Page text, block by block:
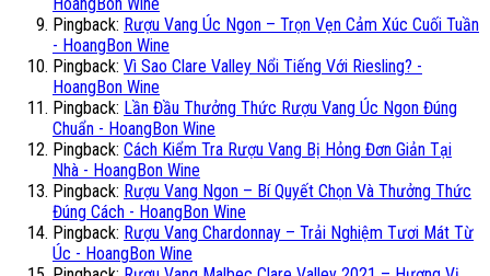
Pingback: Rượu Vang Úc Ngon – Trọn Vẹn Cảm Xúc Cuối Tuần
- HoangBon Wine
Pingback: Vì Sao Clare Valley Nổi Tiếng Với Riesling? -
HoangBon Wine
Pingback: Lần Đầu Thưởng Thức Rượu Vang Úc Ngon Đúng
Chuẩn - HoangBon Wine
Pingback: Cách Kiểm Tra Rượu Vang Bị Hỏng Đơn Giản Tại
Nhà - HoangBon Wine
Pingback: Rượu Vang Ngon – Bí Quyết Chọn Và Thưởng Thức
Đúng Cách - HoangBon Wine
Pingback: Rượu Vang Chardonnay – Trải Nghiệm Tươi Mát Từ
Úc - HoangBon Wine